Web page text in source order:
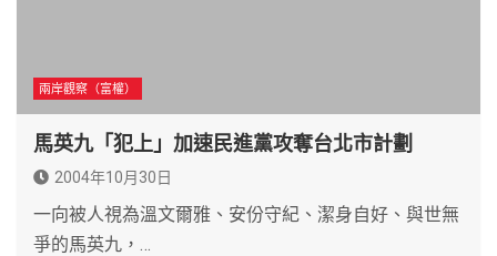
兩岸觀察（富權）
馬英九「犯上」加速民進黨攻奪台北市計劃
2004年10月30日
一向被人視為溫文爾雅、安份守紀、潔身自好、與世無
爭的馬英九，…